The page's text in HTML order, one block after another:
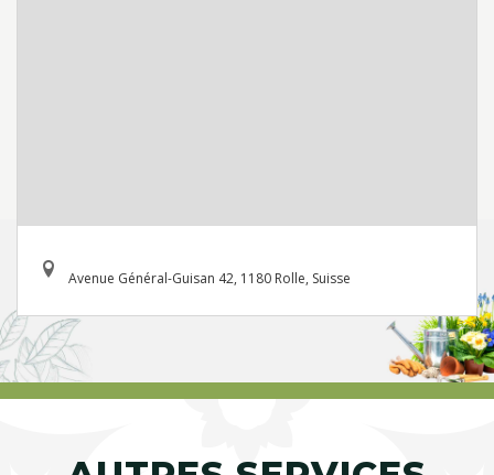
Avenue Général-Guisan 42, 1180 Rolle, Suisse